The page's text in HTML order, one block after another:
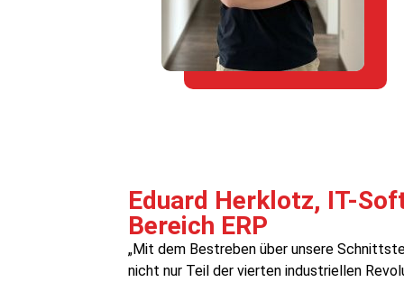
Eduard Herklotz, IT-
Bereich ERP
„Mit dem Bestreben über unsere
nicht nur Teil der vierten industriellen